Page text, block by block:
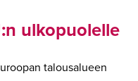
ulkopuolelle
talousalueen